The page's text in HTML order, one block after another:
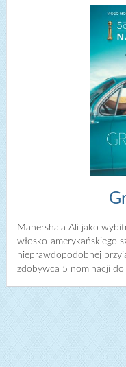
Mahershala Ali jako
włosko-amerykańskiego
nieprawdopodobnej
zdobywca 5 nominacji do